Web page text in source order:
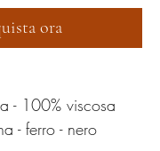
ora
- 100% viscosa
- ferro - nero